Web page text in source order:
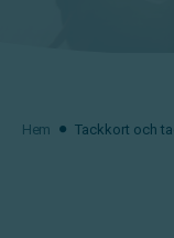
Hem Tackkort och